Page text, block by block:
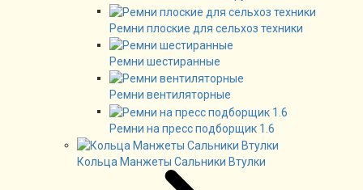
Ремни плоские для сельхоз техники
Ремни шестиранные
Ремни вентиляторные
Ремни на пресс подборщик 1.6
Кольца Манжеты Сальники Втулки